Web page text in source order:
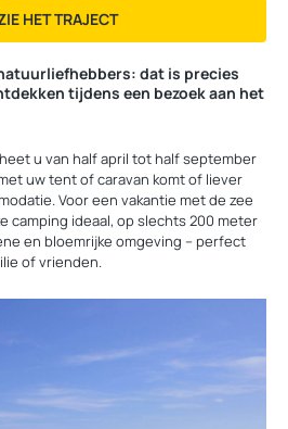
HET TRAJECT
dat is precies
tijdens een bezoek aan het
u van half april tot half september
uw tent of caravan komt of liever
Voor een vakantie met de zee
camping ideaal, op slechts 200 meter
en bloemrijke omgeving – perfect
of vrienden.